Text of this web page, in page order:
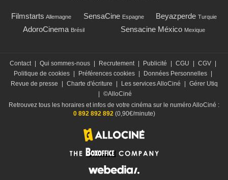
Filmstarts Allemagne SensaCine Espagne Beyazperde Turquie
AdoroCinema Brésil Sensacine México Mexique
Contact | Qui sommes-nous | Recrutement | Publicité | CGU | CGV |
Politique de cookies | Préférences cookies | Données Personnelles |
Revue de presse
| Charte d'écriture | Les services AlloCiné | Gérer Utiq
| ©AlloCiné
Retrouvez tous les horaires et infos de votre cinéma sur le numéro AlloCiné :
0 892 892 892(0,90€/minute)